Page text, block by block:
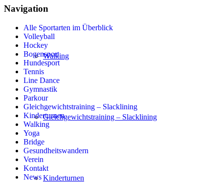
Walking
Gleichgewichtstraining – Slacklining
Kinderturnen
Navigation
Alle Sportarten im Überblick
Volleyball
Hockey
Bogensport
Hundesport
Tennis
Line Dance
Gymnastik
Parkour
Gleichgewichtstraining – Slacklining
Kinderturnen
Walking
Yoga
Bridge
Gesundheitswandern
Verein
Kontakt
News